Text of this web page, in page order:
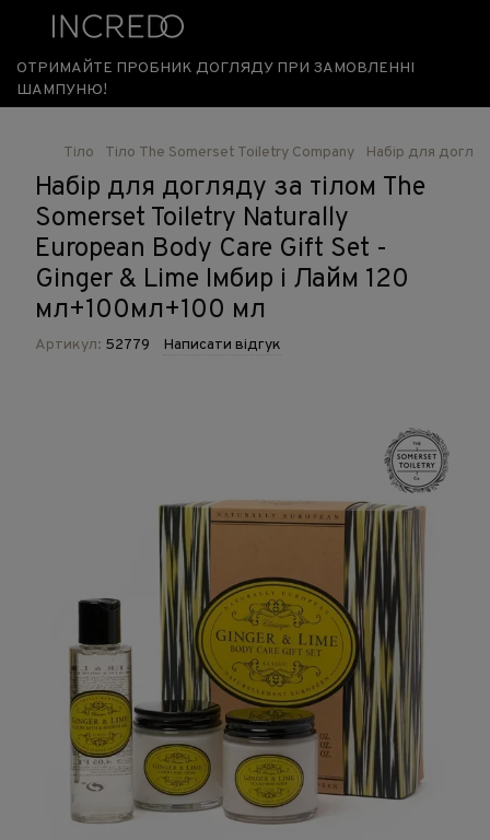
ОТРИМАЙТЕ ПРОБНИК ДОГЛЯДУ ПРИ ЗАМОВЛЕННІ
ШАМПУНЮ!
Тіло Тіло The Somerset Toiletry Company Набір для
Набір для догляду за тілом The
Somerset Toiletry Naturally
European Body Care Gift Set -
Ginger & Lime Імбир і Лайм 120
мл+100мл+100 мл
Артикул: 52779 Написати відгук